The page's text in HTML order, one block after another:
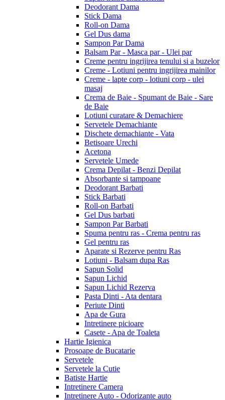
Deodorant Dama
Stick Dama
Roll-on Dama
Gel Dus dama
Sampon Par Dama
Balsam Par - Masca par - Ulei par
Creme pentru ingrijirea tenului si a buzelor
Creme - Lotiuni pentru ingrijirea mainilor
Creme - lapte corp - lotiuni corp - ulei
masaj
Crema de Baie - Spumant de Baie - Sare
de Baie
Lotiuni curatare & Demachiere
Servetele Demachiante
Dischete demachiante - Vata
Betisoare Urechi
Acetona
Servetele Umede
Crema Depilat - Benzi Depilat
Absorbante si tampoane
Deodorant Barbati
Stick Barbati
Roll-on Barbati
Gel Dus barbati
Sampon Par Barbati
Spuma pentru ras - Crema pentru ras
Gel pentru ras
Aparate si Rezerve pentru Ras
Lotiuni - Balsam dupa Ras
Sapun Solid
Sapun Lichid
Sapun Lichid Rezerva
Pasta Dinti - Ata dentara
Periute Dinti
Apa de Gura
Intretinere picioare
Casete - Apa de Toaleta
Hartie Igienica
Prosoape de Bucatarie
Servetele
Servetele la Cutie
Batiste Hartie
Intretinere Camera
Intretinere Auto - Odorizante auto